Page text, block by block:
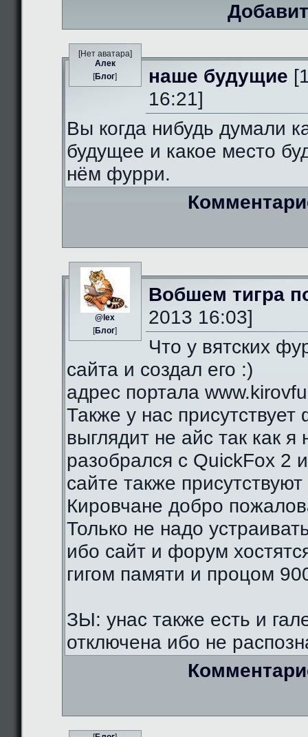
[Нет аватара]
Алек
[Блог] наше будущие
16:21]
Вы когда нибудь думали
будущее и какое место
нём фурри.
@lex
[Блог]
Вобшем тигра
2013 16:03]
Что у вятских
сайта и создал его :)
адрес портала
Также у нас
выглядит не айс так как я
разобрался с QuickFox 2
сайте также присутствуют
Кировчане добро
Только не надо
ибо сайт и форум
гигом памяти и процом
ЗЫ: унас также есть и
отключена ибо не